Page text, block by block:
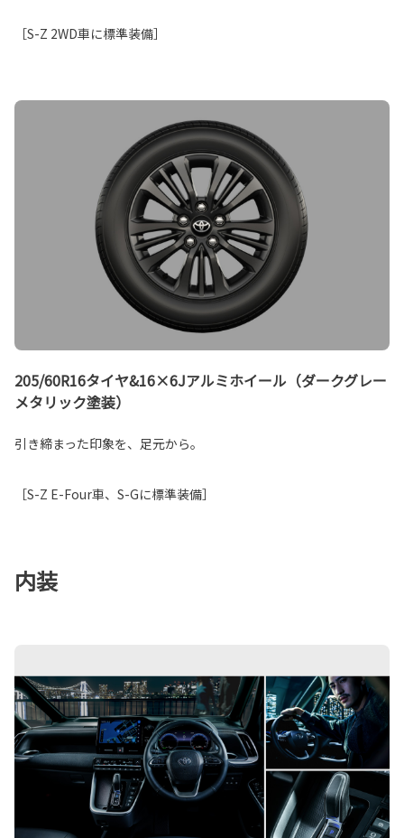
［S-Z 2WD車に標準装備］
205/60R16タイヤ&16×6Jアルミホイール（ダークグレー
メタリック塗装）
引き締まった印象を、足元から。
［S-Z E-Four車、S-Gに標準装備］
内装